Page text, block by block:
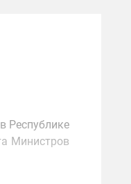
Республике
Министров